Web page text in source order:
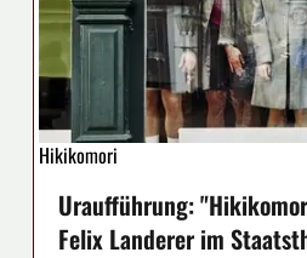
Hikikomori
Uraufführung:
Felix Landerer im